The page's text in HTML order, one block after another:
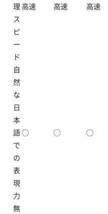
理
ス
ピ
ー
ド
高速 高速 高速
自
然
な
日
本
語
で
の
表
現
力
◯ ◯ ◯
無